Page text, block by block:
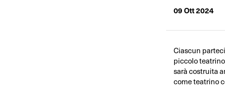
09 Ott 2024
Ciascun
piccolo
sarà costruita
come teatrino